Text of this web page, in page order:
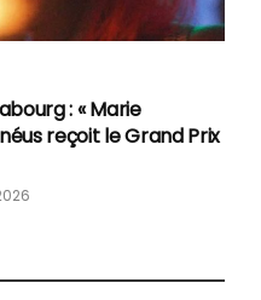
: « Marie
reçoit le Grand Prix